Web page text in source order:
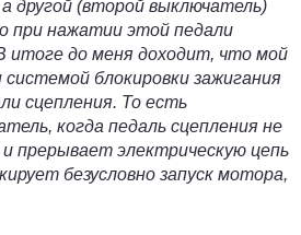
другой (второй выключатель)
при нажатии этой педали
итоге до меня доходит, что мой
блокировки зажигания
сцепления. То есть
когда педаль сцепления не
прерывает электрическую цепь
безусловно запуск мотора,